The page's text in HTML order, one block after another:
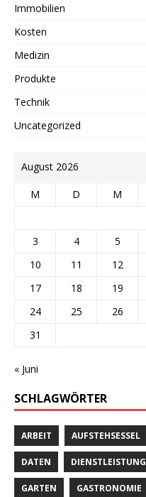
Immobilien
Kosten
Medizin
Produkte
Technik
Uncategorized
August 2026
M D M
3
4 5
10
11 12
17
18 19
24
25 26
31
« Juni
SCHLAGWÖRTER
ARBEIT AUFSTEHSESSEL
DATEN DIENSTLEISTUNG
GARTEN GASTRONOMIE